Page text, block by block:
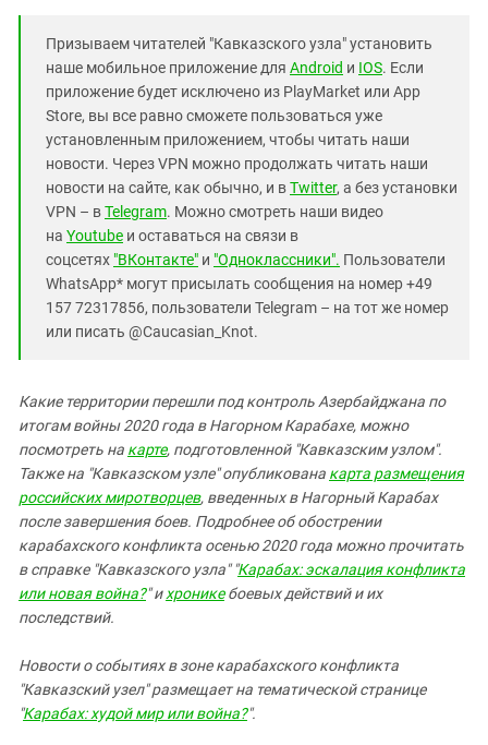
Призываем читателей "Кавказского узла" установить
наше мобильное приложение для Android и IOS. Если
приложение будет исключено из PlayMarket или App
Store, вы все равно сможете пользоваться уже
установленным приложением, чтобы читать наши
новости. Через VPN можно продолжать читать наши
новости на сайте, как обычно, и вTwitter, а без установки
VPN – вTelegram. Можно смотреть наши видео
на Youtube и оставаться на связи в
соцсетях "ВКонтакте" и "Одноклассники". Пользователи
WhatsApp* могут присылать сообщения на номер +49
157 72317856, пользователи Telegram – на тот же номер
или писать @Caucasian_Knot.
Какие территории перешли под контроль Азербайджана по
итогам войны 2020 года в Нагорном Карабахе, можно
посмотреть на карте, подготовленной "Кавказским узлом".
Также на "Кавказском узле" опубликована карта размещения
российских миротворцев, введенных в Нагорный Карабах
после завершения боев. Подробнее об обострении
карабахского конфликта осенью 2020 года можно прочитать
в справке "Кавказского узла" "Карабах: эскалация конфликта
или новая война?" ихроникебоевых действий и их
последствий.
Новости о событиях в зоне карабахского конфликта
"Кавказский узел" размещает на тематической странице
"Карабах: худой мир или война?".